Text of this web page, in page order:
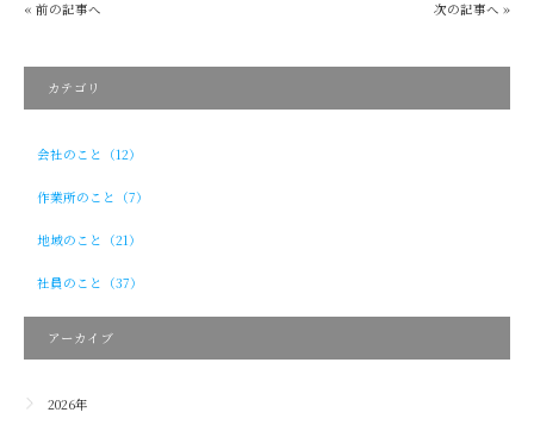
« 前の記事へ 次の記事へ »
カテゴリ
会社のこと（12）
作業所のこと（7）
地域のこと（21）
社員のこと（37）
アーカイブ
2026年